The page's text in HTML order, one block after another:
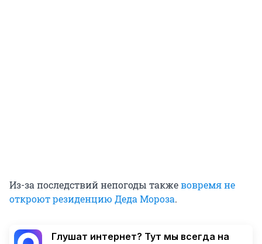
Из-за последствий непогоды такжевовремя не
откроют резиденцию Деда Мороза.
Глушат интернет? Тут мы всегда на